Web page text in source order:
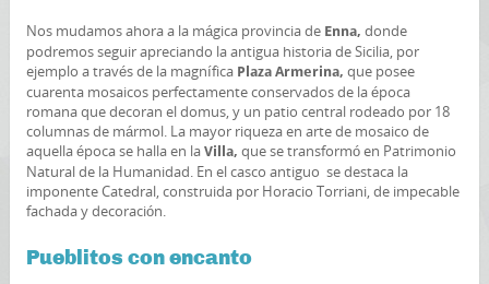
Nos mudamos ahora a la mágica provincia de Enna, donde
podremos seguir apreciando la antigua historia de Sicilia, por
ejemplo a través de la magnífica Plaza Armerina, que posee
cuarenta mosaicos perfectamente conservados de la época
romana que decoran el domus, y un patio central rodeado por 18
columnas de mármol. La mayor riqueza en arte de mosaico de
aquella época se halla en la Villa, que se transformó en Patrimonio
Natural de la Humanidad. En el casco antiguo se destaca la
imponente Catedral, construida por Horacio Torriani, de impecable
fachada y decoración.
Pueblitos con encanto